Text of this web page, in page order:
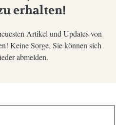
erhalten!
Artikel und Updates von
Keine Sorge, Sie können sich
abmelden.